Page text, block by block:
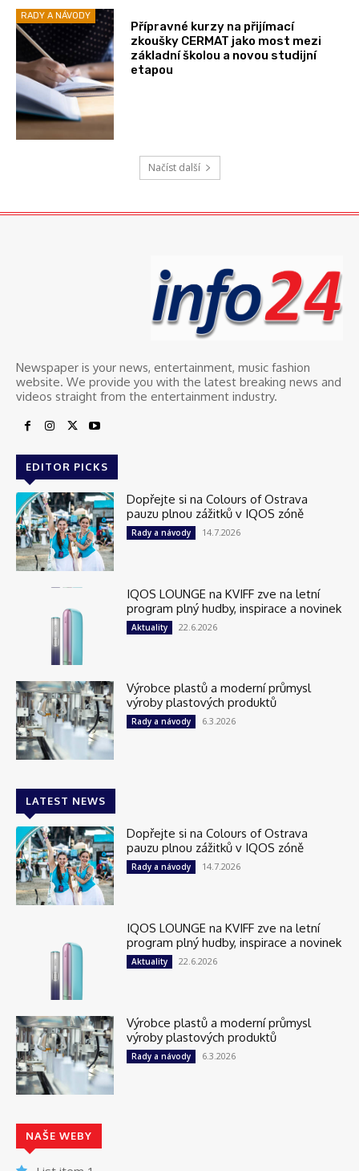
RADY A NÁVODY
Přípravné kurzy na přijímací
zkoušky CERMAT jako most mezi
základní školou a novou studijní
etapou
Načíst další
Newspaper is your news, entertainment, music fashion
website. We provide you with the latest breaking news and
videos straight from the entertainment industry.
EDITOR PICKS
Dopřejte si na Colours of Ostrava
pauzu plnou zážitků v IQOS zóně
Rady a návody 14.7.2026
IQOS LOUNGE na KVIFF zve na letní
program plný hudby, inspirace a novinek
Aktuality 22.6.2026
Výrobce plastů a moderní průmysl
výroby plastových produktů
Rady a návody 6.3.2026
LATEST NEWS
Dopřejte si na Colours of Ostrava
pauzu plnou zážitků v IQOS zóně
Rady a návody 14.7.2026
IQOS LOUNGE na KVIFF zve na letní
program plný hudby, inspirace a novinek
Aktuality 22.6.2026
Výrobce plastů a moderní průmysl
výroby plastových produktů
Rady a návody 6.3.2026
NAŠE WEBY